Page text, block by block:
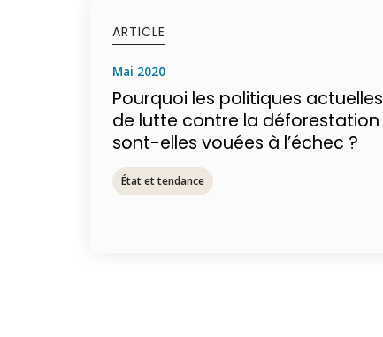
ARTICLE
mai 2020
Pourquoi les politiques actuelles
de lutte contre la déforestation
sont-elles vouées à l’échec ?
État et tendance